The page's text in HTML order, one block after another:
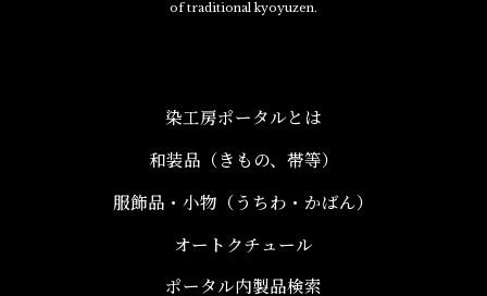
of traditional kyoyuzen.
染工房ポータルとは
和装品（きもの、帯等）​
服飾品・小物​（うちわ・かばん）
オートクチュール
ポータル内製品検索